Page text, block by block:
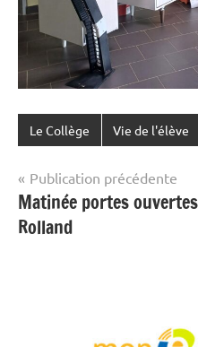
Le Collège Vie de l'élève
Navigation
de
l’article
Publication précédente
Matinée portes
Rolland